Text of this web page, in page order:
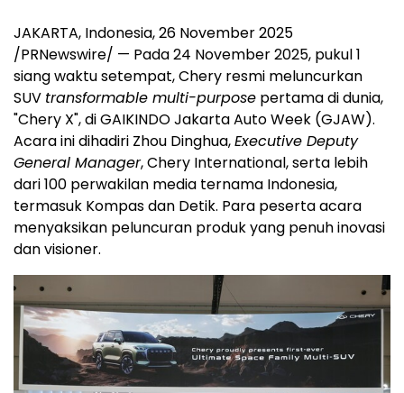
JAKARTA, Indonesia,26 November 2025
/PRNewswire/ — Pada24 November 2025, pukul 1
siang waktu setempat, Chery resmi meluncurkan
SUV transformable multi-purpose pertama di dunia,
"Chery X", di GAIKINDO Jakarta Auto Week (GJAW).
Acara ini dihadiri Zhou Dinghua,Executive Deputy
General Manager, Chery International, serta lebih
dari 100 perwakilan media ternama Indonesia,
termasuk Kompas dan Detik. Para peserta acara
menyaksikan peluncuran produk yang penuh inovasi
dan visioner.